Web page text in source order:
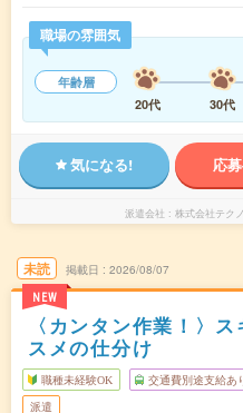
職場の雰囲気
年齢層
20代
30代
気になる! 応
派遣会社 株式会社テク
未読
NEW
掲載日 2026/08/07
〈カンタン作業！〉
スメの仕分け
職種未経験OK 交通費別途支給あ
派遣